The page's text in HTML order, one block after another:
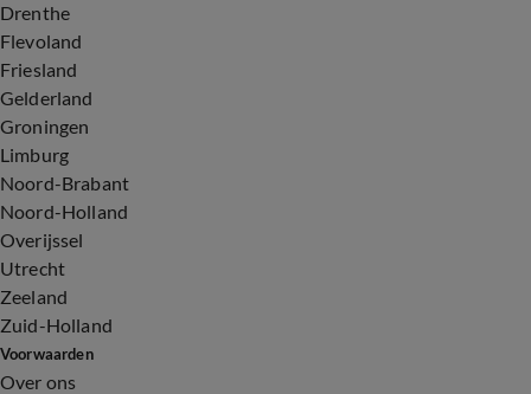
Drenthe
Flevoland
Friesland
Gelderland
Groningen
Limburg
Noord-Brabant
Noord-Holland
Overijssel
Utrecht
Zeeland
Zuid-Holland
Voorwaarden
Over ons